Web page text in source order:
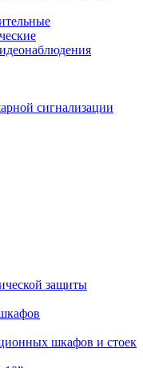
сигнализации
защиты
шкафов и стоек